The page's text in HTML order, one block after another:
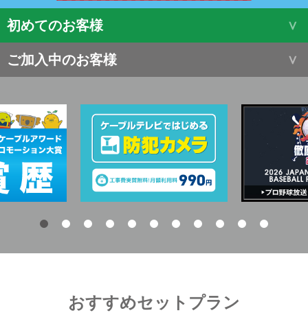
初めてのお客様
ご加入中のお客様
おすすめセットプラン